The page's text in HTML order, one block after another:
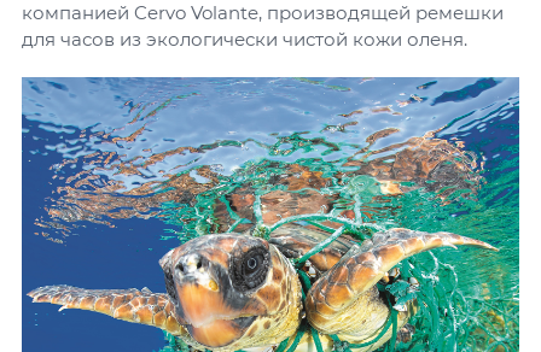
компанией Cervo Volante, производящей ремешки
для часов из экологически чистой кожи оленя.